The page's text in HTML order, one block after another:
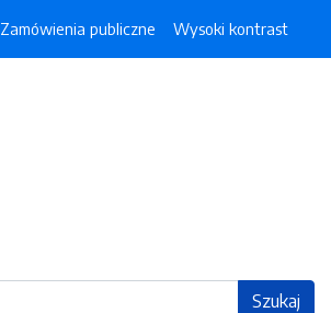
Zamówienia publiczne Wysoki kontrast
Szukaj